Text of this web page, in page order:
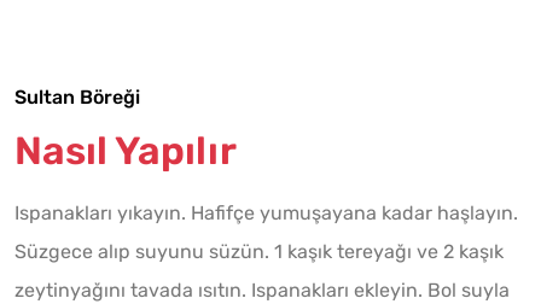
Sultan Böreği
Nasıl Yapılır
Ispanakları yıkayın. Hafifçe yumuşayana kadar haşlayın.
Süzgece alıp suyunu süzün. 1 kaşık tereyağı ve 2 kaşık
zeytinyağını tavada ısıtın. Ispanakları ekleyin. Bol suyla